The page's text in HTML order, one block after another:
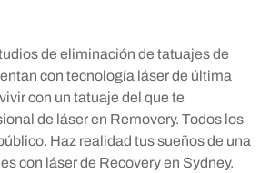
de eliminación de tatuajes de
con tecnología láser de última
con un tatuaje del que te
de láser en Removery. Todos los
Haz realidad tus sueños de una
con láser de Recovery en Sydney.